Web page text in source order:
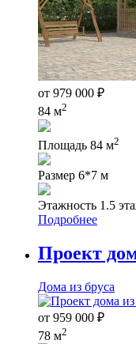
от 979 000 ₽
84 м2
Площадь 84 м2
Размер 6*7 м
Этажность 1.5
Подробнее
Проект
Дома из бруса
от 959 000 ₽
78 м2